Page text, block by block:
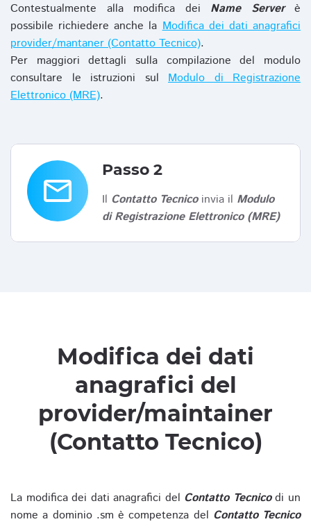
Contestualmente alla modifica dei Name Serverè
possibile richiedere anche laModifica dei dati anagrafici
provider/mantaner (Contatto Tecnico).
Per maggiori dettagli sulla compilazione del modulo
consultare le istruzioni sul Modulo di Registrazione
Elettronico (MRE).
email
Passo 2
Il Contatto Tecnicoinvia il Modulo
di Registrazione Elettronico (MRE)
Modifica dei dati
anagrafici del
provider/maintainer
(Contatto Tecnico)
La modifica dei dati anagrafici del Contatto Tecnicodi un
nome a dominio .sm è competenza del Contatto Tecnico